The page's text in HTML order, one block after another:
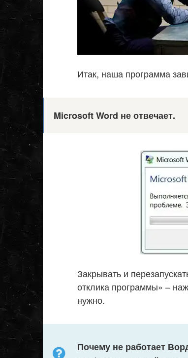
Итак, наша программа
MicrosoftWord не отвечает.
Закрывать и
отклика программы» –
нужно.
Почему не работает